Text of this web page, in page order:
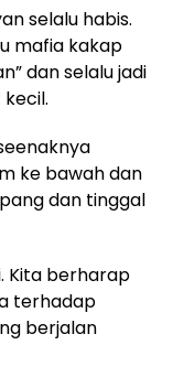
selalu habis.
mafia kakap
dan selalu jadi
ke bawah dan
dan tinggal
Kita berharap
terhadap
berjalan